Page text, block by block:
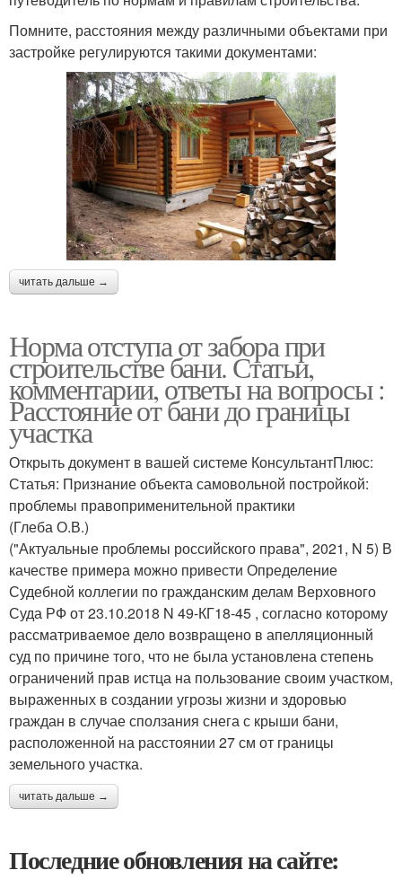
Помните, расстояния между различными объектами при
застройке регулируются такими документами:
читать дальше →
Норма отступа от забора при
строительстве бани. Статьи,
комментарии, ответы на вопросы :
Расстояние от бани до границы
участка
Открыть документ в вашей системе КонсультантПлюс:
Статья: Признание объекта самовольной постройкой:
проблемы правоприменительной практики
(Глеба О.В.)
("Актуальные проблемы российского права", 2021, N 5) В
качестве примера можно привести Определение
Судебной коллегии по гражданским делам Верховного
Суда РФ от 23.10.2018 N 49-КГ18-45 , согласно которому
рассматриваемое дело возвращено в апелляционный
суд по причине того, что не была установлена степень
ограничений прав истца на пользование своим участком,
выраженных в создании угрозы жизни и здоровью
граждан в случае сползания снега с крыши бани,
расположенной на расстоянии 27 см от границы
земельного участка.
читать дальше →
Последние обновления на сайте: